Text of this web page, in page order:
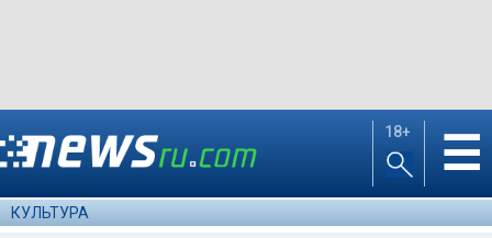
18+ ☰
КУЛЬТУРА